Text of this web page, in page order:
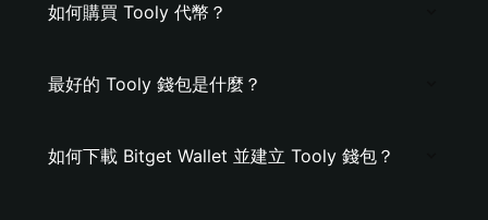
如何購買 Tooly 代幣？
最好的 Tooly 錢包是什麼？
如何下載 Bitget Wallet 並建立 Tooly 錢包？